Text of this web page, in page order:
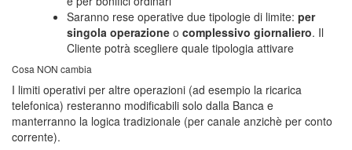
Saranno rese operative due tipologie di limite: per
singola operazione o complessivo giornaliero. Il
Cliente potrà scegliere quale tipologia attivare
Cosa NON cambia
I limiti operativi per altre operazioni (ad esempio la ricarica
telefonica) resteranno modificabili solo dalla Banca e
manterranno la logica tradizionale (per canale anzichè per conto
corrente).